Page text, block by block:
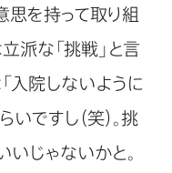
思を持って取り組
派な「挑戦」と言
入院しないように
ですし（笑）。挑
じゃないかと。